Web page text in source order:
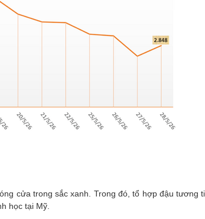
cửa trong sắc xanh. Trong đó, tổ hợp đậu tương
học tại Mỹ.